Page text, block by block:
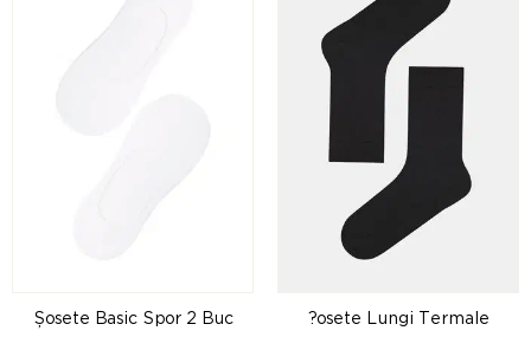
Șosete Basic Spor 2 Buc ?osete Lungi Termale